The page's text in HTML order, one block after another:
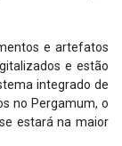
e artefatos
e estão
integrado de
no Pergamum, o
estará na maior